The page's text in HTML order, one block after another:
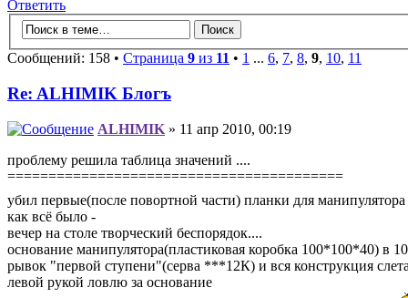
Ответить
Сообщений: 158 • Страница 9 из 11 • 1 ... 6, 7, 8, 9, 10, 11
Re: ALHIMIK Блогъ
ALHIMIK » 11 апр 2010, 00:19
проблему решила таблица значений ....
=========================================
убил первые(после повортной части) планки для манипулятора
как всё было -
вечер на столе творческий беспорядок....
основание манипулятора(пластиковая коробка 100*100*40) в
рывок "первой ступени"(серва ***12К) и вся конструкция
левой рукой ловлю за основание